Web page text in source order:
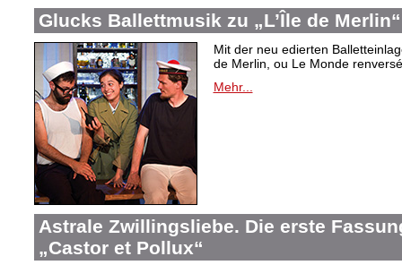
Glucks Ballettmusik zu „L’Île de Merlin“
Mit der neu edierten
de Merlin, ou Le Monde
Mehr...
Astrale Zwillingsliebe. Die erste
„Castor et Pollux“